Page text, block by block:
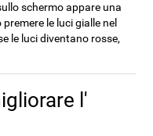
schermo appare una
le luci gialle nel
le luci diventano rosse,
l'